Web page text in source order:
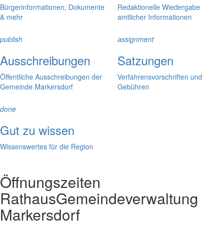
Bürgerinformationen, Dokumente
& mehr
Redaktionelle Wiedergabe
amtlicher Informationen
publish
Ausschreibungen
Öffentliche Ausschreibungen der
Gemeinde Markersdorf
assignment
Satzungen
Verfahrensvorschriften und
Gebühren
done
Gut zu wissen
Wissenswertes für die Region
Öffnungszeiten
RathausGemeindeverwaltung
Markersdorf